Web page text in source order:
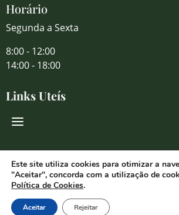
Horário
Segunda a Sexta
8:00 - 12:00
14:00 - 18:00
Links Uteís
Redes Sociais
© 2026 Florália Comércio de Flores
Este site utiliza cookies para otimizar a
"Aceitar", concorda com a utilização de
Política de Cookies.
Aceitar Rejeitar